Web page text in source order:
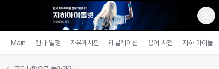
Main 겐바 일정 자유게시판 레귤레이션 용어 사전 지하 아이돌